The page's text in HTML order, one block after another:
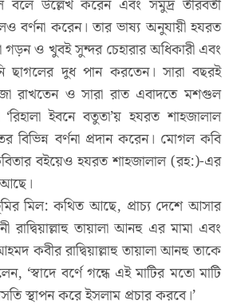
বলে উল্লেখ করেন এবং সমুদ্র তীরবর্তী
বর্ণনা করেন। তার ভাষ্য অনুযায়ী হযরত
ও খুবই সুন্দর চেহারার অধিকারী এবং
ছাগলের দুধ পান করতেন। সারা বছরই
রাখতেন ও সারা রাত এবাদতে মশগুল
ইবনে বতুতা’য় হযরত শাহজালাল
বিভিন্ন বর্ণনা প্রদান করেন। মোগল কবি
বইয়েও হযরত শাহজালাল (রহ:)-এর
মিল: কথিত আছে, প্রাচ্য দেশে আসার
রাদ্বিয়াল্লাহু তায়ালা আনহু এর মামা এবং
কবীর রাদ্বিয়াল্লাহু তায়ালা আনহু তাকে
‘স্বাদে বর্ণে গন্ধে এই মাটির মতো মাটি
স্থাপন করে ইসলাম প্রচার করবে।’